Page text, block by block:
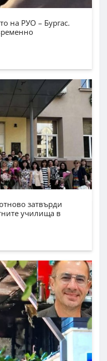
на РУО – Бургас.
затвърди
училища в